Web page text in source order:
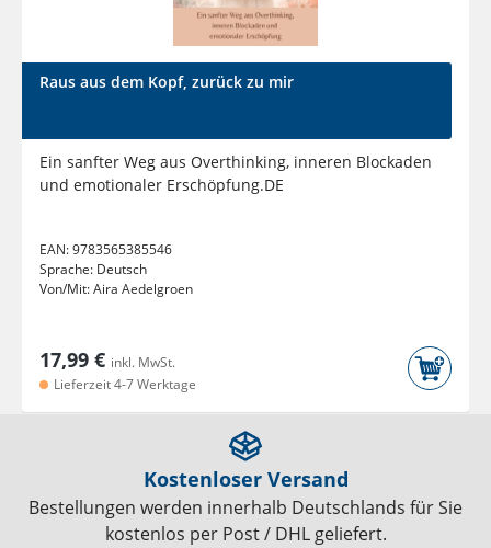
Raus aus dem Kopf, zurück zu mir
Ein sanfter Weg aus Overthinking, inneren Blockaden
und emotionaler Erschöpfung.DE
EAN:9783565385546
Sprache: Deutsch
Von/Mit:Aira Aedelgroen
17,99 € inkl. MwSt.
Lieferzeit 4-7 Werktage
Kostenloser Versand
Bestellungen werden innerhalb Deutschlands für Sie
kostenlos per Post / DHL geliefert.